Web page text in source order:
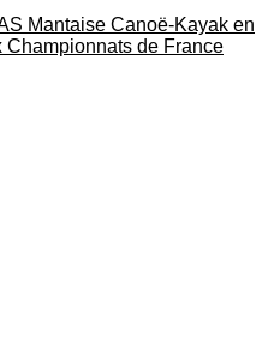
Mantaise Canoë‑Kayak en
Championnats de France